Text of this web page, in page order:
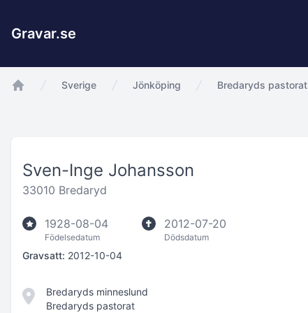
Gravar.se
Sverige Jönköping Bredaryds pastorat
Sven-Inge Johansson
33010 Bredaryd
1928-08-04
Födelsedatum
2012-07-20
Dödsdatum
Gravsatt: 2012-10-04
Bredaryds minneslund
Bredaryds pastorat